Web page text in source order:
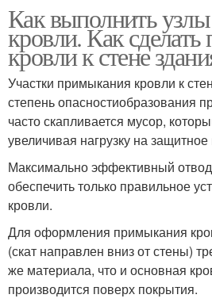
Как выполнить
кровли. Как
кровли к стене
Участки примыкания кровли к
степень опасностиобразования
часто скапливается мусор,
увеличивая нагрузку на
Максимально эффективный
обеспечить только правильное
кровли.
Для оформления примыкания
(скат направлен вниз от стены)
же материала, что и основная
производится поверх покрытия.